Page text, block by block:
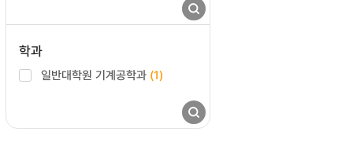
학과
일반대학원 기계공학과 (1)